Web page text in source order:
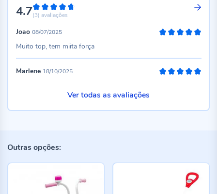
4.794%
(3) avaliações
Joao 08/07/2025
Muito top, tem miita força
Marlene 18/10/2025
Ver todas as avaliações
Outras opções: